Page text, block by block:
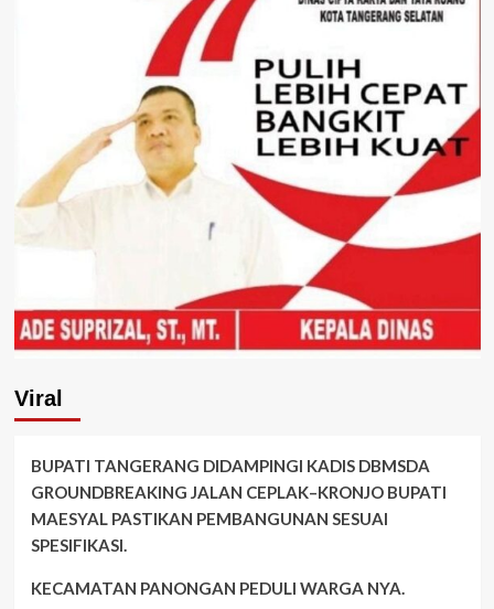
Viral
BUPATI TANGERANG DIDAMPINGI KADIS DBMSDA
GROUNDBREAKING JALAN CEPLAK–KRONJO BUPATI
MAESYAL PASTIKAN PEMBANGUNAN SESUAI
SPESIFIKASI.
KECAMATAN PANONGAN PEDULI WARGA NYA.